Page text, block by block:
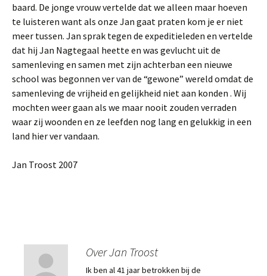
baard. De jonge vrouw vertelde dat we alleen maar hoeven
te luisteren want als onze Jan gaat praten kom je er niet
meer tussen. Jan sprak tegen de expeditieleden en vertelde
dat hij Jan Nagtegaal heette en was gevlucht uit de
samenleving en samen met zijn achterban een nieuwe
school was begonnen ver van de “gewone” wereld omdat de
samenleving de vrijheid en gelijkheid niet aan konden . Wij
mochten weer gaan als we maar nooit zouden verraden
waar zij woonden en ze leefden nog lang en gelukkig in een
land hier ver vandaan.
Jan Troost 2007
Over Jan Troost
Ik ben al 41 jaar betrokken bij de